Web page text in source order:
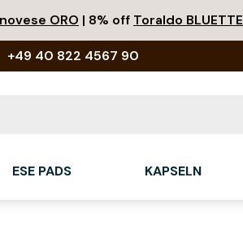
ORO | 8% off Toraldo BLUETTE
+49 40 822 4567 90
ESE PADS KAPSELN